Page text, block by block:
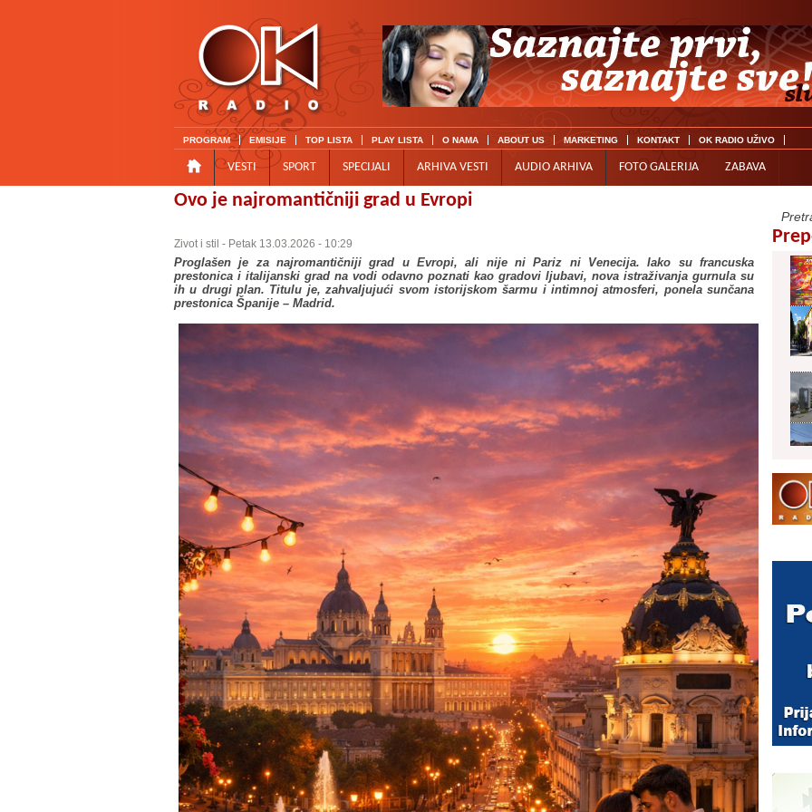
PROGRAM EMISIJE TOP LISTA PLAY LISTA O NAMA ABOUT US MARKETING KONTAKT OK RADIO UŽIVO
VESTI SPORT SPECIJALI ARHIVA VESTI AUDIO ARHIVA FOTO GALERIJA ZABAVA
Ovo je najromantičniji grad u Evropi
Zivot i stil - Petak 13.03.2026 - 10:29
Proglašen je za najromantičniji grad u Evropi, ali nije ni Pariz ni Venecija. Iako su francuska
prestonica i italijanski grad na vodi odavno poznati kao gradovi ljubavi, nova istraživanja gurnula su
ih u drugi plan. Titulu je, zahvaljujući svom istorijskom šarmu i intimnoj atmosferi, ponela sunčana
prestonica Španije – Madrid.